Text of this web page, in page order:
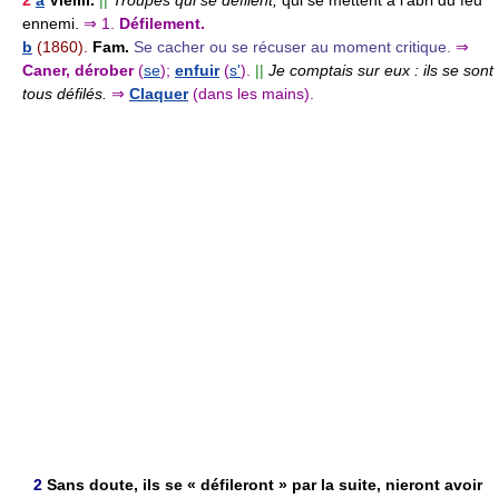
ennemi. ⇒ 1. Défilement.
b (1860). Fam. Se cacher ou se récuser au moment critique. ⇒
Caner, dérober(se); enfuir (s'). || Je comptais sur eux : ils se sont
tous défilés. ⇒ Claquer (dans les mains).
2 Sans doute, ils se « défileront » par la suite, nieront avoir